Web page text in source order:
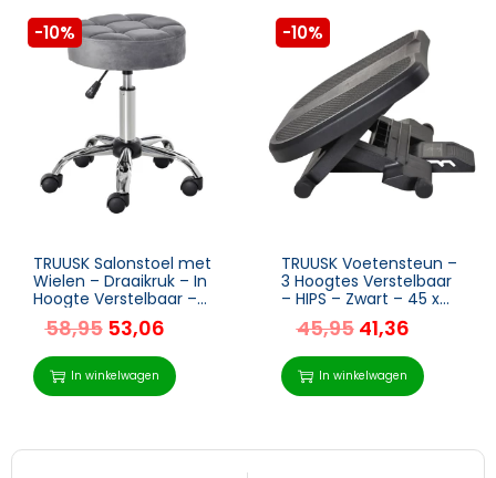
-10%
TRUUSK Salonstoel met
Wielen – Draaikruk – In
Hoogte Verstelbaar –
Fluwelen Aanraking –
Schuim – Chroom
Onderstel – Grijs 35 x
35
58,95 53,06
In winkelwagen
-10%
TRUUSK Voetensteun –
3 Hoogtes Verstelbaar
– HIPS – Zwart – 45 x
34 x (10-16.5) cm
45,95 41,36
In winkelwagen